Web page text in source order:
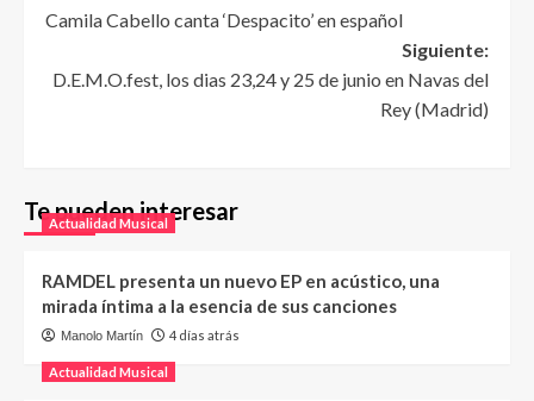
Camila Cabello canta ‘Despacito’ en español
Siguiente:
D.E.M.O.fest, los dias 23,24 y 25 de junio en Navas del
Rey (Madrid)
Te pueden interesar
Actualidad Musical
RAMDEL presenta un nuevo EP en acústico, una
mirada íntima a la esencia de sus canciones
Manolo Martín 4 días atrás
Actualidad Musical